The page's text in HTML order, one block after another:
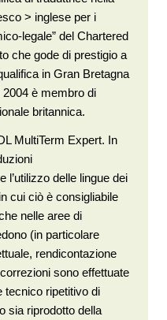
> inglese per i
legale” del Chartered
che gode di prestigio a
in Gran Bretagna
è membro di
britannica.
MultiTerm Expert. In
l’utilizzo delle lingue dei
cui ciò è consigliabile
nelle aree di
(in particolare
rendicontazione
sono effettuate
tecnico ripetitivo di
sia riprodotto della